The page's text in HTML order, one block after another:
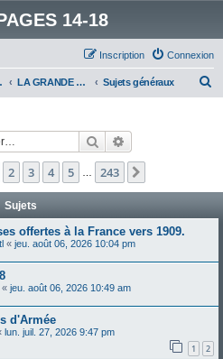
14-18
Connexion
Inscription
LA GRANDE GUERRE Sujets généraux
Rechercher
1sur243
2 3 4 5 243
Sujets
offertes à la France vers 1909.
« jeu. août 06, 2026 10:04 pm
« jeu. août 06, 2026 10:49 am
d'Armée
lun. juil. 27, 2026 9:47 pm
1 2